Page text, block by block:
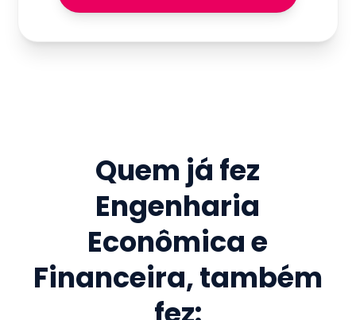
Quem já fez
Engenharia
Econômica e
Financeira, também